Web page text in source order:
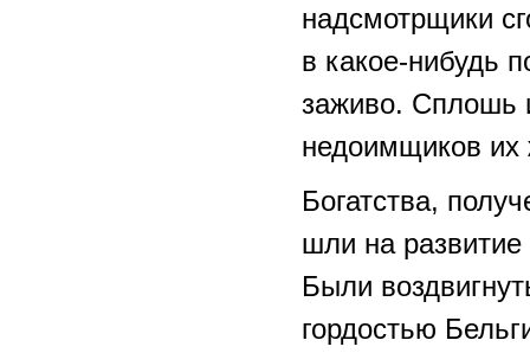
надсмотрщики
в какое-нибудь
заживо. Сплошь
недоимщиков
Богатства,
шли на развитие
Были
гордостью